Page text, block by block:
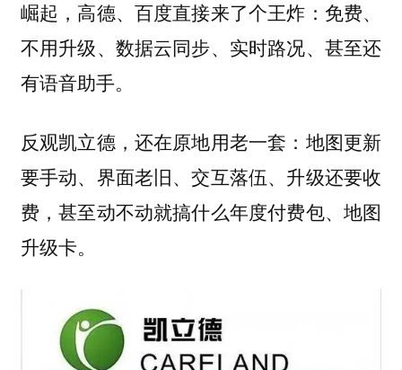
崛起，高德、百度直接来了个王炸：免费、
不用升级、数据云同步、实时路况、甚至还
有语音助手。
反观凯立德，还在原地用老一套：地图更新
要手动、界面老旧、交互落伍、升级还要收
费，甚至动不动就搞什么年度付费包、地图
升级卡。